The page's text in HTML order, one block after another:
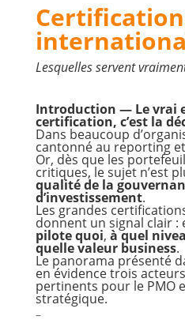
Lesquelles servent
Introduction — Le vrai
certification, c’est la
Dans beaucoup
cantonné au reporting
Or, dès que les
critiques, le sujet n’est
qualité de la
d’investissement.
Les grandes
donnent un signal clair
pilote quoi, à quel
quelle valeur business.
Le panorama présenté
en évidence trois
pertinents pour le PMO
stratégique.
–